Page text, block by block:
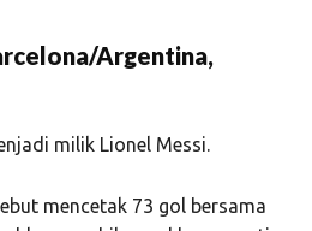
Argentina,
milik Lionel Messi.
mencetak 73 gol bersama